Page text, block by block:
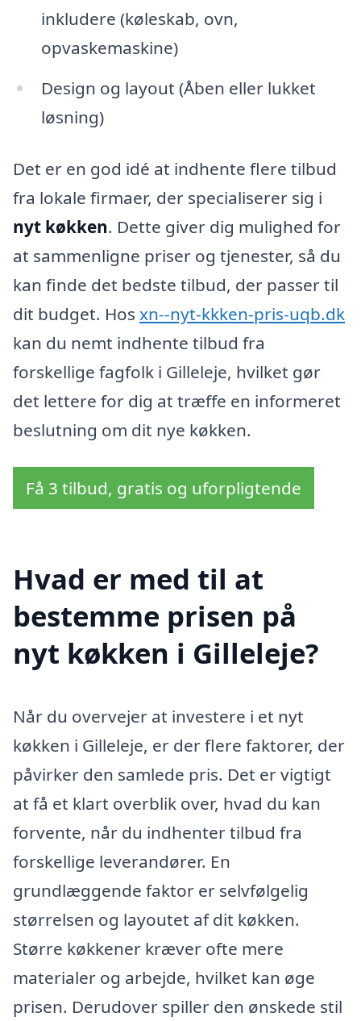
inkludere (køleskab, ovn,
opvaskemaskine)
Design og layout (Åben eller lukket
løsning)
Det er en god idé at indhente flere tilbud
fra lokale firmaer, der specialiserer sig i
nyt køkken. Dette giver dig mulighed for
at sammenligne priser og tjenester, så du
kan finde det bedste tilbud, der passer til
dit budget. Hos xn--nyt-kkken-pris-uqb.dk
kan du nemt indhente tilbud fra
forskellige fagfolk i Gilleleje, hvilket gør
det lettere for dig at træffe en informeret
beslutning om dit nye køkken.
Få 3 tilbud, gratis og uforpligtende
Hvad er med til at
bestemme prisen på
nyt køkken i Gilleleje?
Når du overvejer at investere i et nyt
køkken i Gilleleje, er der flere faktorer, der
påvirker den samlede pris. Det er vigtigt
at få et klart overblik over, hvad du kan
forvente, når du indhenter tilbud fra
forskellige leverandører. En
grundlæggende faktor er selvfølgelig
størrelsen og layoutet af dit køkken.
Større køkkener kræver ofte mere
materialer og arbejde, hvilket kan øge
prisen. Derudover spiller den ønskede stil